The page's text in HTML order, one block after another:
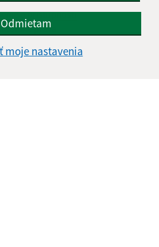
Odmietam
moje nastavenia
o prístupnosti
Autorské práva